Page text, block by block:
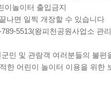
놀이터 출입금지
나면 일찍 개장할 수 있습니다
5513(왕피천공원사업소 관
민 및 관람객 여러분들의 불
한 어린이 놀이터 이용을 위한